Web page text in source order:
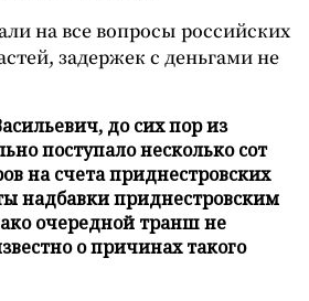
на все вопросы российских
задержек с деньгами не
до сих пор из
поступало несколько сот
на счета приднестровских
надбавки приднестровским
очередной транш не
о причинах такого